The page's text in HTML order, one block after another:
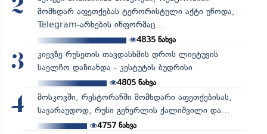
2
მომხდარ აფეთქებას ტერორისტული აქტი უწოდა,
Telegram-არხების ინფორმაც...
4835ნახვა
3
კიევზე რუსეთის თავდასხმის დროს ლიეტუვის
საელჩო დაზიანდა - კესტუტის ბუდრისი
4805ნახვა
4
მოსკოვში, რესტორანში მომხდარი აფეთქებისას,
სავარაუდოდ, რუსი გენერლის ქალიშვილი და...
4757ნახვა